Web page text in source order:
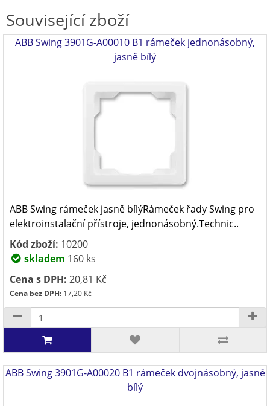
Související zboží
ABB Swing 3901G-A00010 B1 rámeček jednonásobný,
jasně bílý
ABB Swing rámeček jasně bílýRámeček řady Swing pro
elektroinstalační přístroje, jednonásobný.Technic..
Kód zboží: 10200
skladem 160 ks
Cena s DPH: 20,81 Kč
Cena bez DPH: 17,20 Kč
ABB Swing 3901G-A00020 B1 rámeček dvojnásobný, jasně
bílý